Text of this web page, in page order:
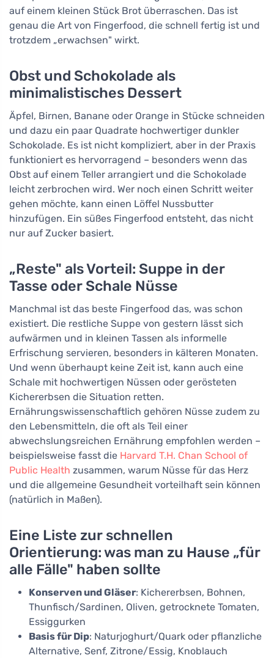
auf einem kleinen Stück Brot überraschen. Das ist
genau die Art von Fingerfood, die schnell fertig ist und
trotzdem „erwachsen" wirkt.
Obst und Schokolade als
minimalistisches Dessert
Äpfel, Birnen, Banane oder Orange in Stücke schneiden
und dazu ein paar Quadrate hochwertiger dunkler
Schokolade. Es ist nicht kompliziert, aber in der Praxis
funktioniert es hervorragend – besonders wenn das
Obst auf einem Teller arrangiert und die Schokolade
leicht zerbrochen wird. Wer noch einen Schritt weiter
gehen möchte, kann einen Löffel Nussbutter
hinzufügen. Ein süßes Fingerfood entsteht, das nicht
nur auf Zucker basiert.
„Reste" als Vorteil: Suppe in der
Tasse oder Schale Nüsse
Manchmal ist das beste Fingerfood das, was schon
existiert. Die restliche Suppe von gestern lässt sich
aufwärmen und in kleinen Tassen als informelle
Erfrischung servieren, besonders in kälteren Monaten.
Und wenn überhaupt keine Zeit ist, kann auch eine
Schale mit hochwertigen Nüssen oder gerösteten
Kichererbsen die Situation retten.
Ernährungswissenschaftlich gehören Nüsse zudem zu
den Lebensmitteln, die oft als Teil einer
abwechslungsreichen Ernährung empfohlen werden –
beispielsweise fasst die Harvard T.H. Chan School of
Public Health zusammen, warum Nüsse für das Herz
und die allgemeine Gesundheit vorteilhaft sein können
(natürlich in Maßen).
Eine Liste zur schnellen
Orientierung: was man zu Hause „für
alle Fälle" haben sollte
Konserven und Gläser: Kichererbsen, Bohnen,
Thunfisch/Sardinen, Oliven, getrocknete Tomaten,
Essiggurken
Basis für Dip: Naturjoghurt/Quark oder pflanzliche
Alternative, Senf, Zitrone/Essig, Knoblauch